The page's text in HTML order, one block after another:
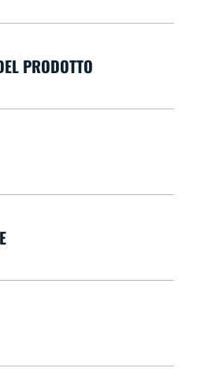
PRODOTTO